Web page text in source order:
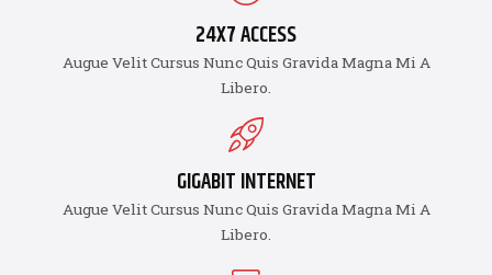
24X7 ACCESS
Augue Velit Cursus Nunc Quis Gravida Magna Mi A
Libero.
GIGABIT INTERNET
Augue Velit Cursus Nunc Quis Gravida Magna Mi A
Libero.